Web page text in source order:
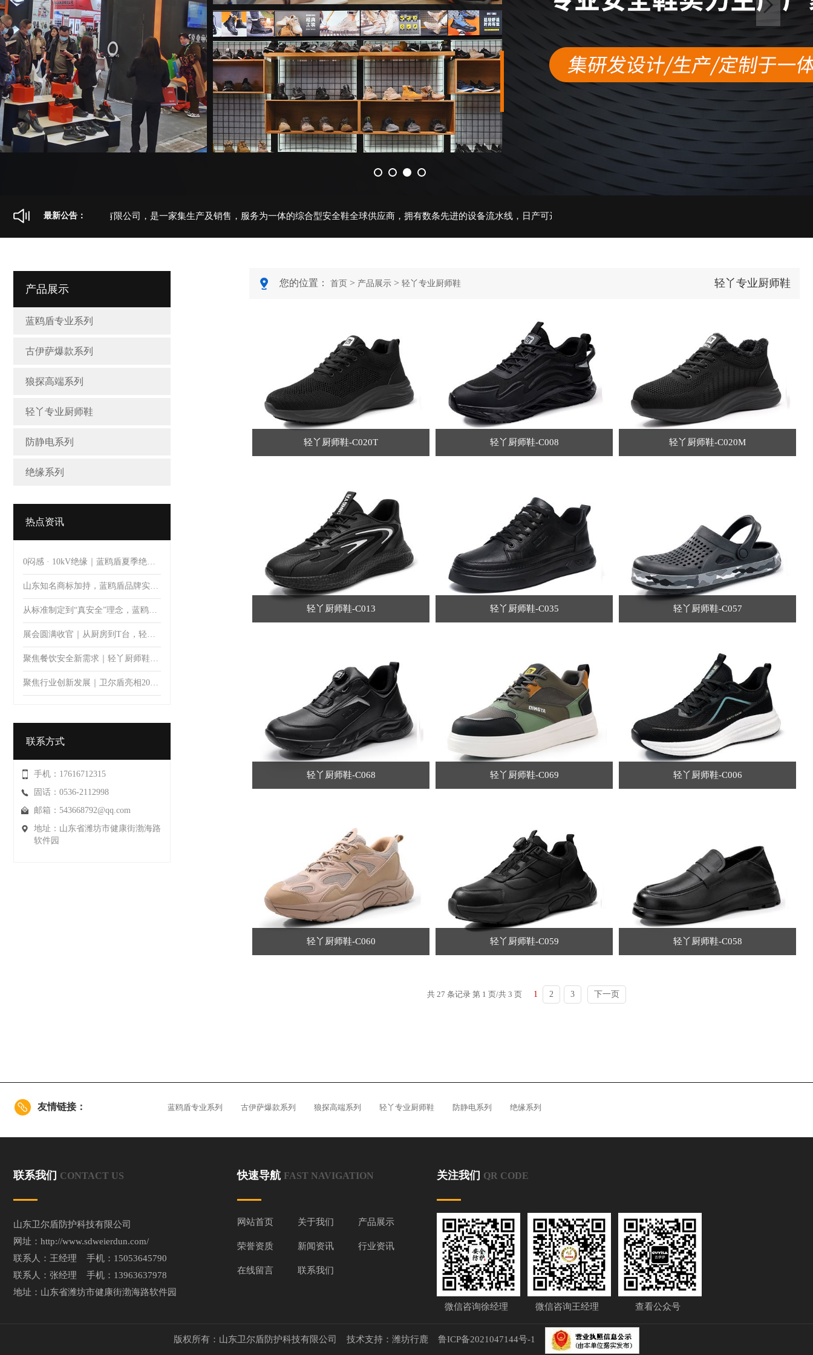
最新公告：
山东卫尔盾防护科技有限公司，是一家集生产及销售，服务为一体的综合型安全鞋全球供应商，拥有数条先进的设备流水线，日产可达10000多双。公司产品涵盖防砸鞋，防刺穿鞋，绝缘鞋，静电鞋
产品展示
蓝鸥盾专业系列
古伊萨爆款系列
狼探高端系列
轻丫专业厨师鞋
防静电系列
绝缘系列
热点资讯
0闷感 · 10kV绝缘｜蓝鸥盾夏季绝缘安全鞋
山东知名商标加持，蓝鸥盾品牌实力彰显品质价值
从标准制定到“真安全”理念，蓝鸥盾推动安全鞋防护升级
展会圆满收官｜从厨房到T台，轻丫以专业防滑科技开启厨师鞋新体验
聚焦餐饮安全新需求｜轻丫厨师鞋亮相第11届郑州餐饮博览会，首日人气火爆引关注
聚焦行业创新发展｜卫尔盾亮相2026中国橡胶工业协会鞋业分会会员大会暨制鞋行业技术论坛
联系方式
手机：17616712315
固话：0536-2112998
邮箱：543668792@qq.com
地址：山东省潍坊市健康街渤海路
软件园
您的位置： 首页 > 产品展示 > 轻丫专业厨师鞋 轻丫专业厨师鞋
轻丫厨师鞋-C020T 轻丫厨师鞋-C008 轻丫厨师鞋-C020M
轻丫厨师鞋-C013 轻丫厨师鞋-C035 轻丫厨师鞋-C057
轻丫厨师鞋-C068 轻丫厨师鞋-C069 轻丫厨师鞋-C006
轻丫厨师鞋-C060 轻丫厨师鞋-C059 轻丫厨师鞋-C058
共 27 条记录 第 1 页/共 3 页 1 2 3 下一页
友情链接： 蓝鸥盾专业系列 古伊萨爆款系列 狼探高端系列 轻丫专业厨师鞋 防静电系列 绝缘系列
联系我们 CONTACT US
山东卫尔盾防护科技有限公司
网址：http://www.sdweierdun.com/
联系人：王经理 手机：15053645790
联系人：张经理 手机：13963637978
地址：山东省潍坊市健康街渤海路软件园
快速导航 FAST NAVIGATION
网站首页 关于我们 产品展示
荣誉资质 新闻资讯 行业资讯
在线留言 联系我们
关注我们 QR CODE
微信咨询徐经理 微信咨询王经理 查看公众号
版权所有：山东卫尔盾防护科技有限公司 技术支持： 潍坊行鹿 鲁ICP备2021047144号-1